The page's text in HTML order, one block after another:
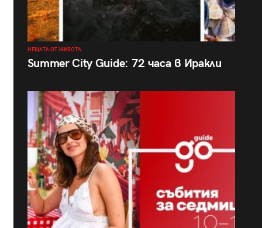
НЕЩАТА ОТ ЖИВОТА
Summer City Guide: 72 часа в Иракли